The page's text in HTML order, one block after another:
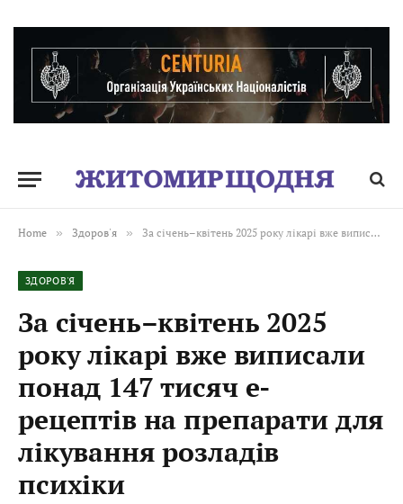
Home » Здоров'я » За січень–квітень 2025 року лікарі вже виписали понад 147 тисяч е-рецептів на препарати для лікування розладів психіки
ЗДОРОВ'Я
За січень–квітень 2025
року лікарі вже виписали
понад 147 тисяч е-
рецептів на препарати для
лікування розладів
психіки